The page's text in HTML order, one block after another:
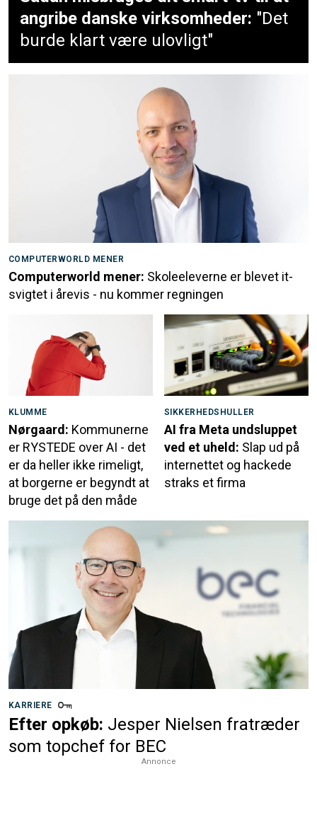
angribe danske virksomheder: "Det
burde klart være ulovligt"
COMPUTERWORLD MENER
Computerworld mener: Skoleeleverne er blevet it-
svigtet i årevis - nu kommer regningen
KLUMME
Nørgaard: Kommunerne
er RYSTEDE over AI - det
er da heller ikke rimeligt,
at borgerne er begyndt at
bruge det på den måde
SIKKERHEDSHULLER
AI fra Meta undsluppet
ved et uheld: Slap ud på
internettet og hackede
straks et firma
KARRIERE
Efter opkøb: Jesper Nielsen fratræder
som topchef for BEC
Annonce